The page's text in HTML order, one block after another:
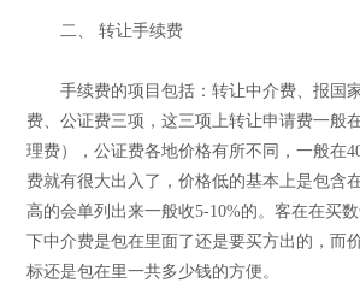
二、 转让手续费
手续费的项目包括：转让中介费、报国
费、公证费三项，这三项上转让申请费一般
理费），公证费各地价格有所不同，一般在
费就有很大出入了，价格低的基本上是包含
高的会单列出来一般收5-10%的。客在在买
下中介费是包在里面了还是要买方出的，而
标还是包在里一共多少钱的方便。